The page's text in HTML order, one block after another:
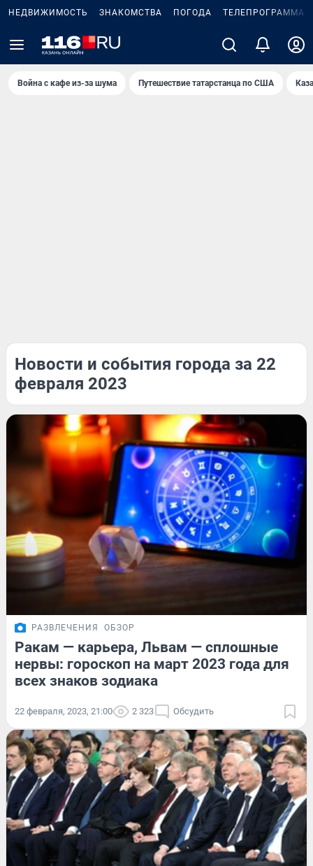
НЕДВИЖИМОСТЬ ЗНАКОМСТВА ПОГОДА ТЕЛЕПРОГРАММА
Война с кафе из-за шума Путешествие татарстанца по США
Новости и события города за 22
февраля 2023
РАЗВЛЕЧЕНИЯ ОБЗОР
Ракам — карьера, Львам — сплошные
нервы: гороскоп на март 2023 года для
всех знаков зодиака
22 февраля, 2023, 21:00 2 323 Обсудить